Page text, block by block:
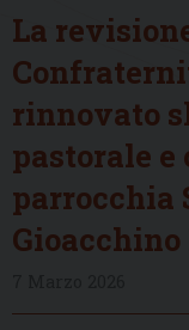
La
rinnovato
pastorale
parrocchia